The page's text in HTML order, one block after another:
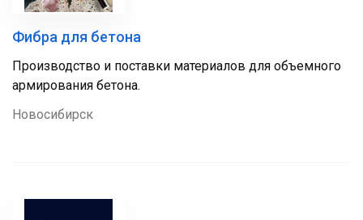
Фибра для бетона
Производство и поставки материалов для объемного
армирования бетона.
Новосибирск